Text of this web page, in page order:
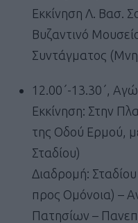
Εκκίνηση Λ. Βασ.
Βυζαντινό
Συντάγματος
12.00΄-13.30΄,
Εκκίνηση: Στην
της Οδού Ερμού,
Σταδίου)
Διαδρομή:
προς Ομόνοια) –
Πατησίων –